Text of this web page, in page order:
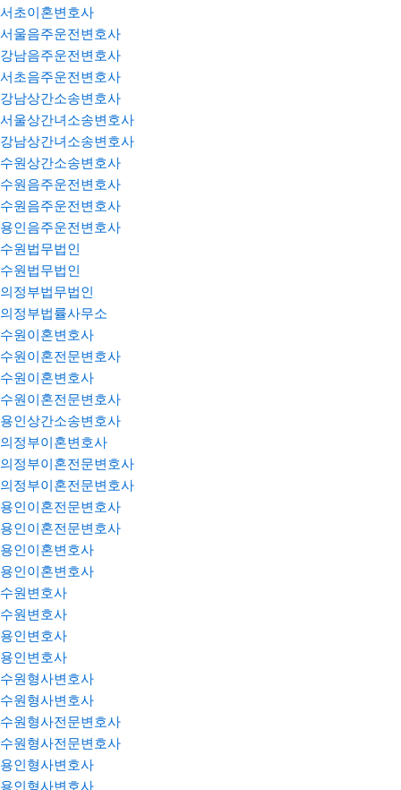
서초이혼변호사
서울음주운전변호사
강남음주운전변호사
서초음주운전변호사
강남상간소송변호사
서울상간녀소송변호사
강남상간녀소송변호사
수원상간소송변호사
수원음주운전변호사
수원음주운전변호사
용인음주운전변호사
수원법무법인
수원법무법인
의정부법무법인
의정부법률사무소
수원이혼변호사
수원이혼전문변호사
수원이혼변호사
수원이혼전문변호사
용인상간소송변호사
의정부이혼변호사
의정부이혼전문변호사
의정부이혼전문변호사
용인이혼전문변호사
용인이혼전문변호사
용인이혼변호사
용인이혼변호사
수원변호사
수원변호사
용인변호사
용인변호사
수원형사변호사
수원형사변호사
수원형사전문변호사
수원형사전문변호사
용인형사변호사
용인형사변호사